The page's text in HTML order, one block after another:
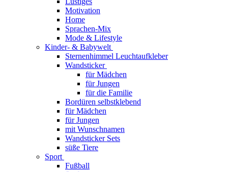
Motivation
Home
Sprachen-Mix
Mode & Lifestyle
Kinder- & Babywelt
Sternenhimmel Leuchtaufkleber
Wandsticker
für Mädchen
für Jungen
für die Familie
Bordüren selbstklebend
für Mädchen
für Jungen
mit Wunschnamen
Wandsticker Sets
süße Tiere
Sport
Fußball